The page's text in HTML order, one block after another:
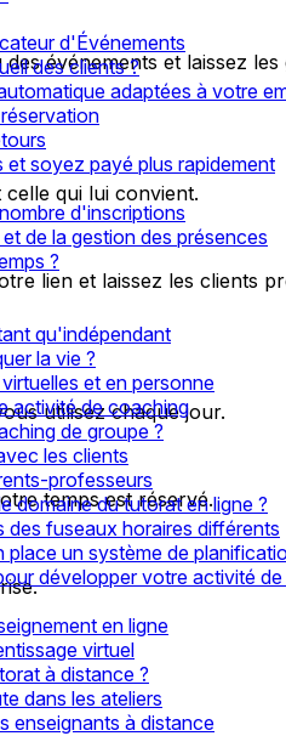
événements et laissez
qui lui convient.
lien et laissez les clients
utilisez chaque jour.
temps est réservé.
d'Événements
des clients ?
adaptées à votre
soyez payé plus rapidement
d'inscriptions
de la gestion des présences
?
qu'indépendant
la vie ?
et en personne
activité de coaching
de groupe ?
les clients
professeurs
domaine du tutorat en ligne ?
des fuseaux horaires différents
un système de
développer votre activité
en ligne
virtuel
à distance ?
dans les ateliers
enseignants à distance